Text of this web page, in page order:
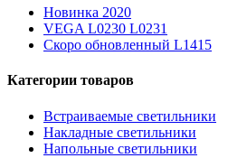
Новинка 2020
VEGA L0230 L0231
Скоро обновленный L1415
Категории товаров
Встраиваемые светильники
Накладные светильники
Напольные светильники